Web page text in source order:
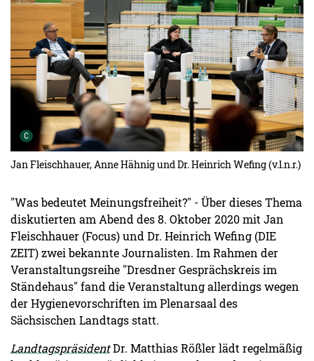
C Urheber der Grafik:
Jan Fleischhauer, Anne Hähnig und Dr. Heinrich Wefing (v.l.n.r.)
"Was bedeutet Meinungsfreiheit?" - Über dieses Thema
diskutierten am Abend des 8. Oktober 2020 mit Jan
Fleischhauer (Focus) und Dr. Heinrich Wefing (DIE
ZEIT) zwei bekannte Journalisten. Im Rahmen der
Veranstaltungsreihe "Dresdner Gesprächskreis im
Ständehaus" fand die Veranstaltung allerdings wegen
der Hygienevorschriften im Plenarsaal des
Sächsischen Landtags statt.
LandtagspräsidentDr. Matthias Rößler lädt regelmäßig